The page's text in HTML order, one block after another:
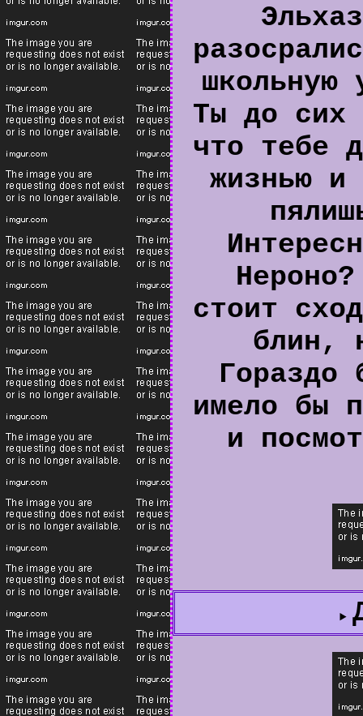
школьную
Ты до сих
что тебе
жизнью и
стоит
блин,
Гораздо
имело бы
и